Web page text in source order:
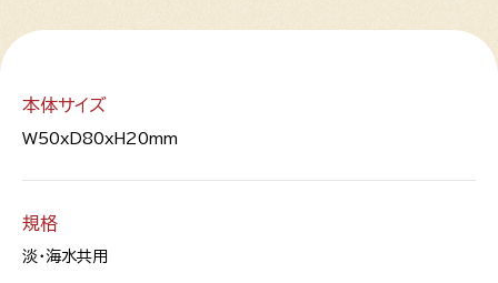
本体サイズ
W50xD80xH20mm
規格
淡・海水共用